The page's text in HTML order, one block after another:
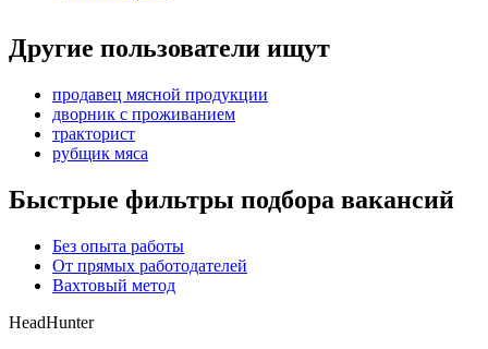
Другие пользователи ищут
продавец мясной продукции
дворник с проживанием
тракторист
рубщик мяса
Быстрые фильтры подбора вакансий
Без опыта работы
От прямых работодателей
Вахтовый метод
HeadHunter